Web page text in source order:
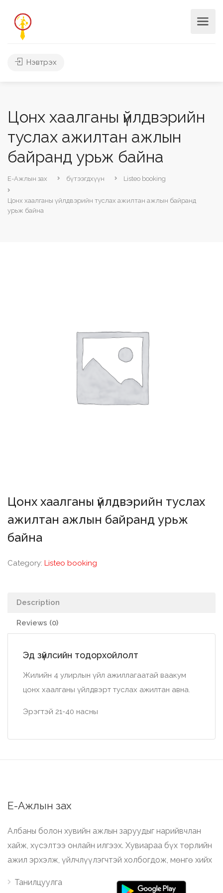
Нэвтрэх
Цонх хаалганы үйлдвэрийн
туслах ажилтан ажлын
байранд урьж байна
Е-Ажлын зах бүтээгдхүүн Listeo booking
Цонх хаалганы үйлдвэрийн туслах ажилтан ажлын байранд
урьж байна
Цонх хаалганы үйлдвэрийн туслах
ажилтан ажлын байранд урьж
байна
Category: Listeo booking
Description
Reviews (0)
Эд зүйлсийн тодорхойлолт
Жилийн 4 улирлын үйл ажиллагаатай ваакум
цонх хаалганы үйлдвэрт туслах ажилтан авна.
Эрэгтэй 21-40 насны
Е-Ажлын зах
Албаны болон хувийн ажлын заруудыг нарийвчлан
хайж, хүсэлтээ онлайн илгээх. Хувиараа бүх төрлийн
ажил эрхэлж, үйлчлүүлэгчтэй холбогдож, мөнгө хийх
Танилцуулга